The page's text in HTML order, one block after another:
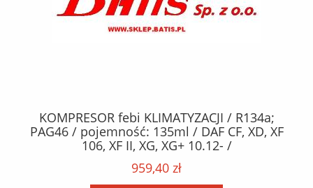
KOMPRESOR febi KLIMATYZACJI / R134a;
PAG46 / pojemność: 135ml / DAF CF, XD, XF
106, XF II, XG, XG+ 10.12- /
959,40 zł